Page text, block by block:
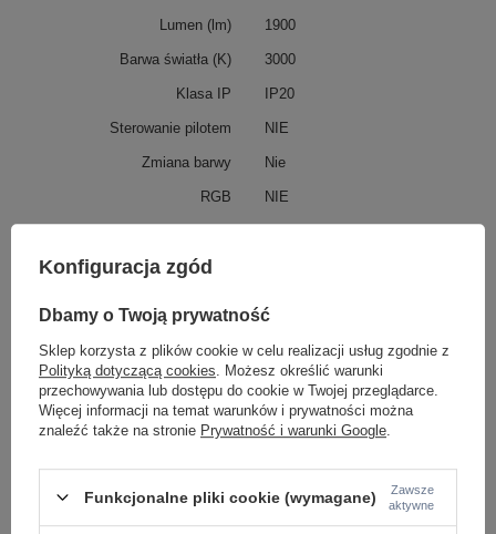
Lumen (lm) 1900
Barwa światła (K) 3000
Klasa IP IP20
Sterowanie pilotem NIE
Zmiana barwy Nie
RGB NIE
Z tej samej serii:
Konfiguracja zgód
Dbamy o Twoją prywatność
Sklep korzysta z plików cookie w celu realizacji usług zgodnie z
Polityką dotyczącą cookies . Możesz określić warunki
przechowywania lub dostępu do cookie w Twojej przeglądarce.
Więcej informacji na temat warunków i prywatności można
znaleźć także na stronie Prywatność i warunki Google
Funkcjonalne pliki cookie (wymagane)
Zawsze
aktywne